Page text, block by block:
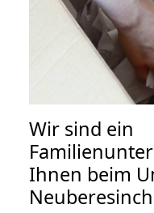
Wir sind ein
Ihnen beim